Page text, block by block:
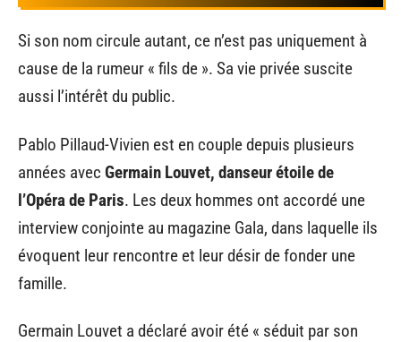
Si son nom circule autant, ce n’est pas uniquement à
cause de la rumeur « fils de ». Sa vie privée suscite
aussi l’intérêt du public.
Pablo Pillaud-Vivien est en couple depuis plusieurs
années avec Germain Louvet, danseur étoile de
l’Opéra de Paris. Les deux hommes ont accordé une
interview conjointe au magazine Gala, dans laquelle ils
évoquent leur rencontre et leur désir de fonder une
famille.
Germain Louvet a déclaré avoir été « séduit par son